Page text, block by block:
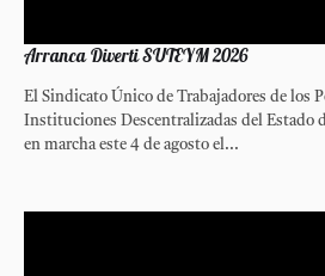
Arranca Diverti SUTEYM 2026
El Sindicato Único de Trabajadores de los
Instituciones Descentralizadas del Estado
en marcha este 4 de agosto el...